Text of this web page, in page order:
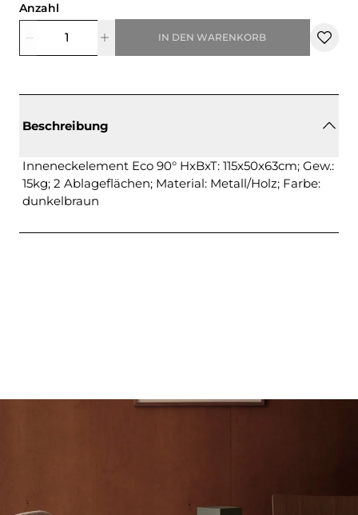
Anzahl
IN DEN WARENKORB
Beschreibung
Inneneckelement Eco 90° HxBxT: 115x50x63cm; Gew.:
15kg; 2 Ablageflächen; Material: Metall/Holz; Farbe:
dunkelbraun